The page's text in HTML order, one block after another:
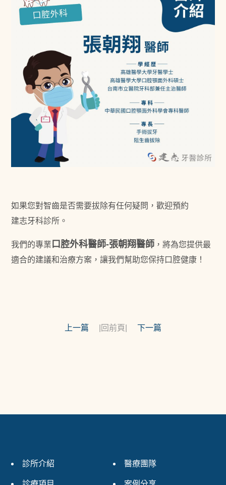
如果您對智齒是否需要拔除有任何疑問，歡迎預約
建志牙科診所 。
我們的專業 口腔外科醫師-張朝翔醫師 ，將為您提供最
適合的建議和治療方案，讓我們幫助您保持口腔健康！
上一篇 |回前頁| 下一篇
診所介紹 醫療團隊